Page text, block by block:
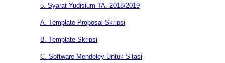
5. Syarat Yudisium TA. 2018/2019
A. Template Proposal Skripsi
B. Template Skripsi
C. Software Mendeley Untuk Sitasi